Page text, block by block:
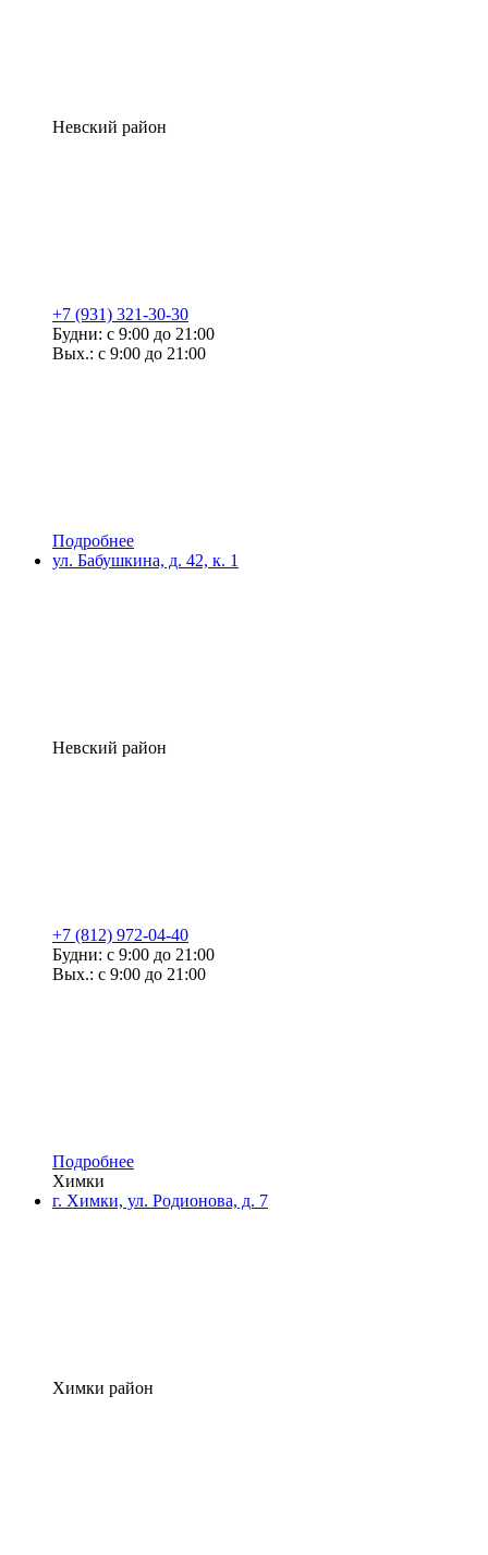
Невский район
+7 (931) 321-30-30
Будни: с 9:00 до 21:00
Вых.: с 9:00 до 21:00
Подробнее
ул. Бабушкина, д. 42, к. 1
Невский район
+7 (812) 972-04-40
Будни: с 9:00 до 21:00
Вых.: с 9:00 до 21:00
Подробнее
Химки
г. Химки, ул. Родионова, д. 7
Химки район